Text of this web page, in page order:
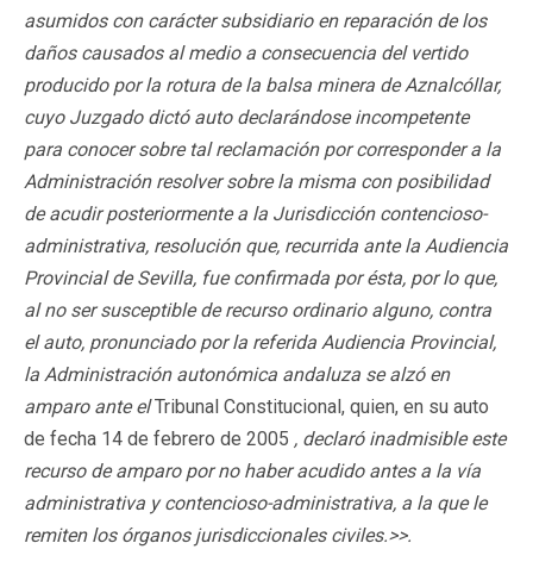
asumidos con carácter subsidiario en reparación de los
daños causados al medio a consecuencia del vertido
producido por la rotura de la balsa minera de Aznalcóllar,
cuyo Juzgado dictó auto declarándose incompetente
para conocer sobre tal reclamación por corresponder a la
Administración resolver sobre la misma con posibilidad
de acudir posteriormente a la Jurisdicción contencioso-
administrativa, resolución que, recurrida ante la Audiencia
Provincial de Sevilla, fue confirmada por ésta, por lo que,
al no ser susceptible de recurso ordinario alguno, contra
el auto, pronunciado por la referida Audiencia Provincial,
la Administración autonómica andaluza se alzó en
amparo ante elTribunal Constitucional, quien, en su auto
de fecha 14 de febrero de 2005 , declaró inadmisible este
recurso de amparo por no haber acudido antes a la vía
administrativa y contencioso-administrativa, a la que le
remiten los órganos jurisdiccionales civiles.>>.